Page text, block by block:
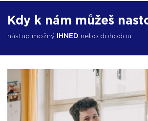
Kdy k nám můžeš
nástup možný IHNED nebo dohodou